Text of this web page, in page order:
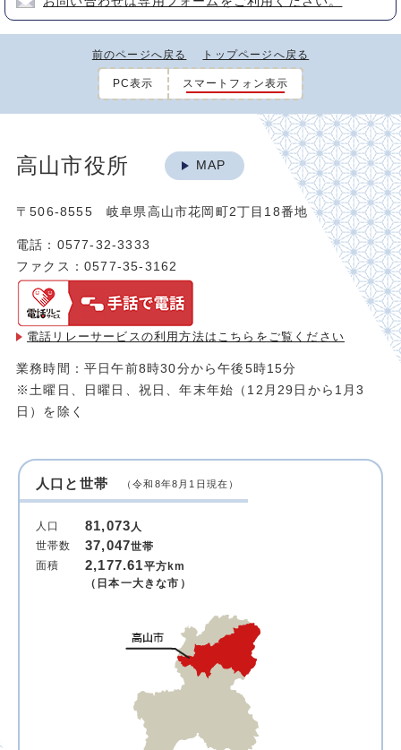
前のページへ戻る トップページへ戻る
PC表示 スマートフォン表示
高山市役所 MAP
〒506-8555 岐阜県高山市花岡町2丁目18番地
電話：0577-32-3333
ファクス：0577-35-3162
電話リレーサービスの利用方法は こちらをご覧ください
業務時間：平日午前8時30分から午後5時15分
※土曜日、日曜日、祝日、年末年始（12月29日から1月3
日）を除く
人口と世帯 （令和8年8月1日現在）
人口 81,073人
世帯数
37,047世帯
面積
2,177.61平方km
（日本一大きな市）